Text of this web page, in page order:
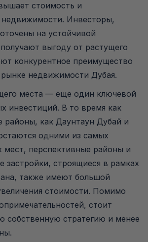
стоимость и
недвижимости. Инвесторы,
на устойчивой
выгоду от растущего
конкурентное преимущество
недвижимости Дубая.
места — еще один ключевой
инвестиций. В то время как
районы, как Даунтаун Дубай и
одними из самых
мест, перспективные районы и
застройки, строящиеся в рамках
также имеют большой
стоимости. Помимо
стоит
собственную стратегию и менее